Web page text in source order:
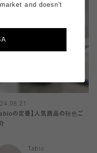
の定番】人気商品の秋色ご
Tabio
and doesn't